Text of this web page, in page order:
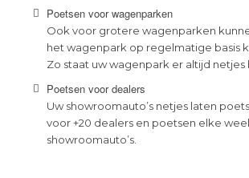
Poetsen voor wagenparken
Ook voor grotere wagenparken
het wagenpark op regelmatige basis
Zo staat uw wagenpark er altijd netjes
Poetsen voor dealers
Uw showroomauto’s netjes laten
voor +20 dealers en poetsen elke
showroomauto’s.